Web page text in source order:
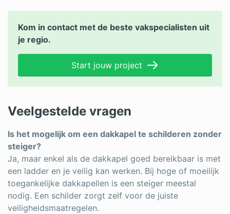
Kom in contact met de beste vakspecialisten uit
je regio.
Start jouw project
Veelgestelde vragen
Is het mogelijk om een dakkapel te schilderen zonder
steiger?
Ja, maar enkel als de dakkapel goed bereikbaar is met
een ladder en je veilig kan werken. Bij hoge of moeilijk
toegankelijke dakkapellen is een steiger meestal
nodig. Een schilder zorgt zelf voor de juiste
veiligheidsmaatregelen.